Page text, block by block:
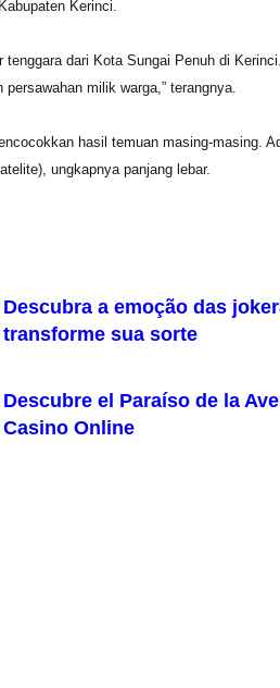
Kerinci.
dari Kota Sungai Penuh di
milik warga,” terangnya.
hasil temuan masing-
ungkapnya panjang lebar.
Descubra a emoção das
transforme sua sorte
Descubre el Paraíso de la
Casino Online